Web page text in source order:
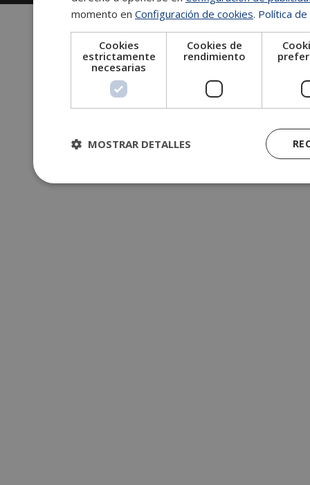
momento en Configuración de cookies. Política
Cookies
estrictamente
necesarias
Cookies de
rendimiento
MOSTRAR DETALLES